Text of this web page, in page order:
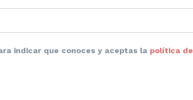
indicar que conoces y aceptas la política de